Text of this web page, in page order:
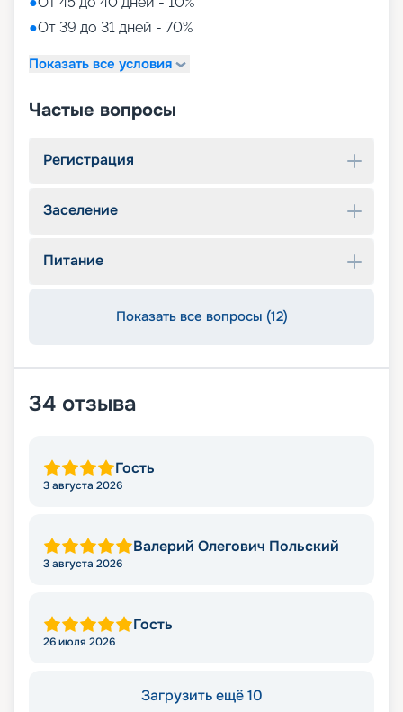
●От 39 до 31 дней - 70%
Показать все условия
Частые вопросы
Регистрация
Заселение
Питание
Показать все вопросы (12)
34 отзыва
Гость
3 августа 2026
Валерий Олегович Польский
3 августа 2026
Гость
26 июля 2026
Загрузить ещё 10